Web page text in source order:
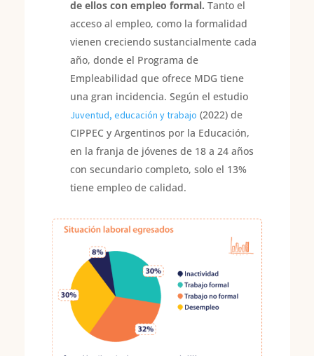
de ellos con empleo formal.Tanto el
acceso al empleo, como la formalidad
vienen creciendo sustancialmente cada
año, donde el Programa de
Empleabilidad que ofrece MDG tiene
una gran incidencia. Según el estudio
Juventud, educación y trabajo (2022) de
CIPPEC y Argentinos por la Educación,
en la franja de jóvenes de 18 a 24 años
con secundario completo, solo el 13%
tiene empleo de calidad.